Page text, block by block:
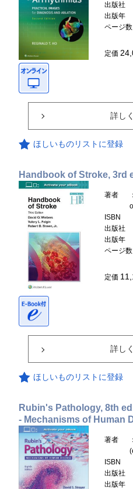
出版社
出版年
ページ数
定価
詳し
ほしいものリストに登録
Handbook of Stroke, 3rd
著者
ISBN
出版社
出版年
ページ数
定価
詳し
ほしいものリストに登録
Rubin's Pathology, 8th
- Mechanisms of Human
著者
ISBN
出版社
出版年